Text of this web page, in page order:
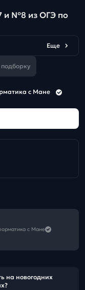
и №8 из ОГЭ по
Еще
с Мане
с Мане
на новогодних